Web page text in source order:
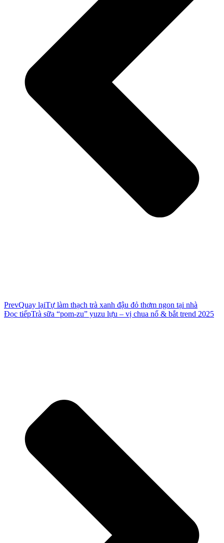
PrevQuay lạiTự làm thạch trà xanh đậu đỏ thơm ngon tại nhà
Đọc tiếpTrà sữa “pom-zu” yuzu lựu – vị chua nổ & bắt trend 2025